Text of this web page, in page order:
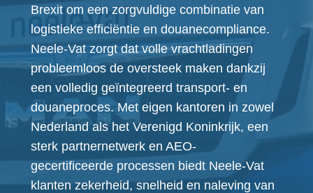
Brexit om een zorgvuldige combinatie van
logistieke efficiëntie en douanecompliance.
Neele-Vat zorgt dat volle vrachtladingen
probleemloos de oversteek maken dankzij
een volledig geïntegreerd transport- en
douaneproces. Met eigen kantoren in zowel
Nederland als het Verenigd Koninkrijk, een
sterk partnernetwerk en AEO-
gecertificeerde processen biedt Neele-Vat
klanten zekerheid, snelheid en naleving van